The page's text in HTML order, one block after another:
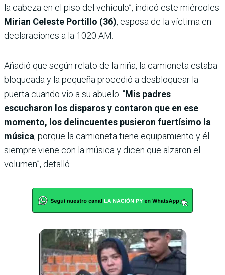
la cabeza en el piso del vehículo”, indicó este miércoles
Mirian Celeste Portillo (36), esposa de la víctima en
declaraciones a la 1020 AM.
Añadió que según relato de la niña, la camioneta estaba
bloqueada y la pequeña procedió a desbloquear la
puerta cuando vio a su abuelo. “Mis padres
escucharon los disparos y contaron que en ese
momento, los delincuentes pusieron fuertísimo la
música, porque la camioneta tiene equipamiento y él
siempre viene con la música y dicen que alzaron el
volumen”, detalló.